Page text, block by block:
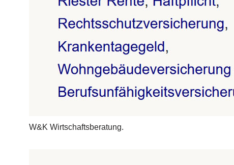
W&K Wirtschaftsberatung.